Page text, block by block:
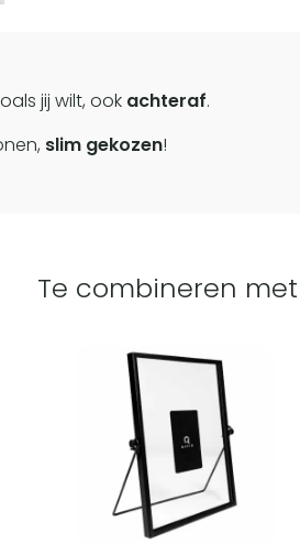
jij wilt, ook achteraf.
slim gekozen!
Te combineren met